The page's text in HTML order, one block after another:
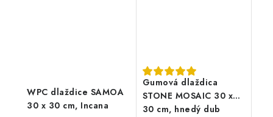
WPC dlaždice SAMOA
30 x 30 cm, Incana
Gumová dlaždica
STONE MOSAIC 30 x
30 cm, hnedý dub